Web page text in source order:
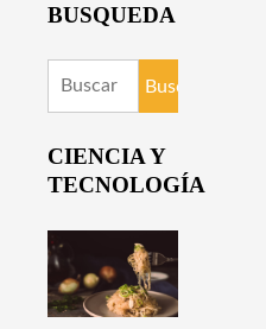
BUSQUEDA
Buscar:
CIENCIA Y
TECNOLOGÍA